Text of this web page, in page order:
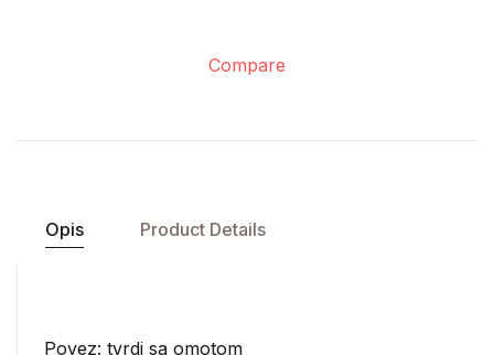
Compare
Opis Product Details
Povez: tvrdi sa omotom